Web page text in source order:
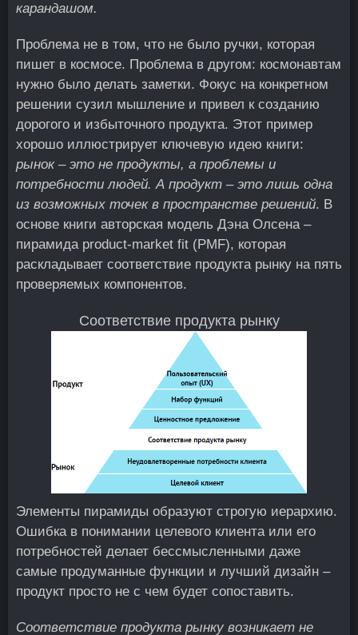
карандашом.
Проблема не в том, что не было ручки, которая
пишет в космосе. Проблема в другом: космонавтам
нужно было делать заметки. Фокус на конкретном
решении сузил мышление и привел к созданию
дорогого и избыточного продукта. Этот пример
хорошо иллюстрирует ключевую идею книги:
рынок – это не продукты, а проблемы и
потребности людей. А продукт – это лишь одна
из возможных точек в пространстве решений. В
основе книги авторская модель Дэна Олсена –
пирамида product-market fit (PMF), которая
раскладывает соответствие продукта рынку на пять
проверяемых компонентов.
Соответствие продукта рынку
Элементы пирамиды образуют строгую иерархию.
Ошибка в понимании целевого клиента или его
потребностей делает бессмысленными даже
самые продуманные функции и лучший дизайн –
продукт просто не с чем будет сопоставить.
Соответствие продукта рынку возникает не